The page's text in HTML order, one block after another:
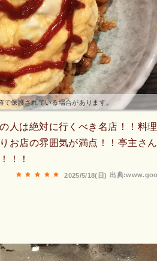
で保護されている場合があります。
人は絶対に行くべき名店！！料
お店の雰囲気が満点！！亭主さ
！！
出典
2025/5/18(日)